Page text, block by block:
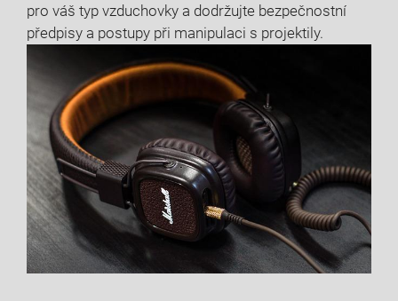
pro váš typ vzduchovky a dodržujte bezpečnostní
předpisy a postupy při manipulaci s projektily.